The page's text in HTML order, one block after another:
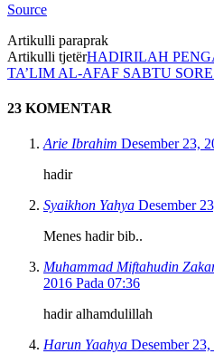
Source
Artikulli paraprak
Artikulli tjetërHADIRILAH
TA’LIM AL-AFAF SABTU
23 KOMENTAR
Arie Ibrahim Desember 23,
hadir
Syaikhon Yahya Desember
Menes hadir bib..
Muhammad Miftahudin
2016 Pada 07:36
hadir alhamdulillah
Harun Yaahya Desember